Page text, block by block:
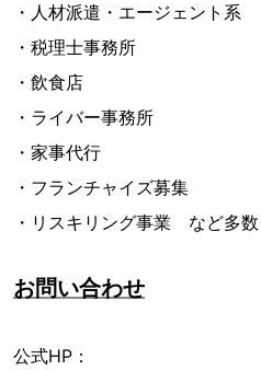
・人材派遣・エージェント系
・税理士事務所
・飲食店
・ライバー事務所
・家事代行
・フランチャイズ募集
・リスキリング事業 など多数
お問い合わせ
公式HP：